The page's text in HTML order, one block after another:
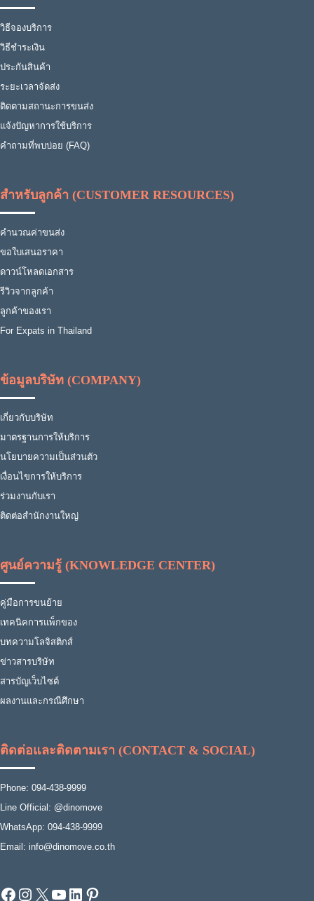
วิธีจองบริการ
วิธีชำระเงิน
ประกันสินค้า
ระยะเวลาจัดส่ง
ติดตามสถานะการขนส่ง
แจ้งปัญหาการใช้บริการ
คำถามที่พบบ่อย (FAQ)
สำหรับลูกค้า (CUSTOMER RESOURCES)
คำนวณค่าขนส่ง
ขอใบเสนอราคา
ดาวน์โหลดเอกสาร
รีวิวจากลูกค้า
ลูกค้าของเรา
For Expats in Thailand
ข้อมูลบริษัท (COMPANY)
เกี่ยวกับบริษัท
มาตรฐานการให้บริการ
นโยบายความเป็นส่วนตัว
เงื่อนไขการให้บริการ
ร่วมงานกับเรา
ติดต่อสำนักงานใหญ่
ศูนย์ความรู้ (KNOWLEDGE CENTER)
คู่มือการขนย้าย
เทคนิคการแพ็กของ
บทความโลจิสติกส์
ข่าวสารบริษัท
สารบัญเว็บไซต์
ผลงานและกรณีศึกษา
ติดต่อและติดตามเรา (CONTACT & SOCIAL)
Phone: 094-438-9999
Line Official: @dinomove
WhatsApp: 094-438-9999
Email: info@dinomove.co.th
Facebook
Instagram
X YouTube
LinkedIn
Pinterest